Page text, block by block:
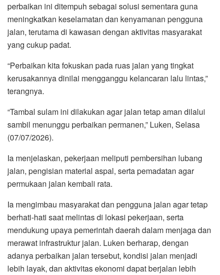
perbaikan ini ditempuh sebagai solusi sementara guna
meningkatkan keselamatan dan kenyamanan pengguna
jalan, terutama di kawasan dengan aktivitas masyarakat
yang cukup padat.
“Perbaikan kita fokuskan pada ruas jalan yang tingkat
kerusakannya dinilai mengganggu kelancaran lalu lintas,”
terangnya.
“Tambal sulam ini dilakukan agar jalan tetap aman dilalui
sambil menunggu perbaikan permanen,” Luken, Selasa
(07/07/2026).
Ia menjelaskan, pekerjaan meliputi pembersihan lubang
jalan, pengisian material aspal, serta pemadatan agar
permukaan jalan kembali rata.
Ia mengimbau masyarakat dan pengguna jalan agar tetap
berhati-hati saat melintas di lokasi pekerjaan, serta
mendukung upaya pemerintah daerah dalam menjaga dan
merawat infrastruktur jalan. Luken berharap, dengan
adanya perbaikan jalan tersebut, kondisi jalan menjadi
lebih layak, dan aktivitas ekonomi dapat berjalan lebih